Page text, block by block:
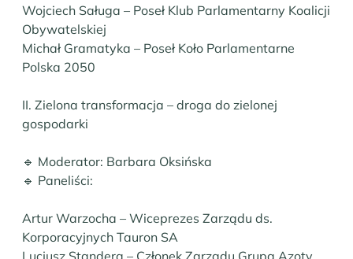
Wojciech Saługa – Poseł Klub Parlamentarny Koalicji
Obywatelskiej
Michał Gramatyka – Poseł Koło Parlamentarne
Polska 2050
II. Zielona transformacja – droga do zielonej
gospodarki
🔹 Moderator: Barbara Oksińska
🔹 Paneliści:
Artur Warzocha – Wiceprezes Zarządu ds.
Korporacyjnych Tauron SA
Lucjusz Standera – Członek Zarządu Grupa Azoty